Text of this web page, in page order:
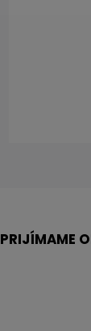
PRIJÍMAME